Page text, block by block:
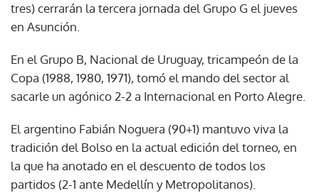
tres) cerrarán la tercera jornada del Grupo G el jueves
en Asunción.
En el Grupo B, Nacional de Uruguay, tricampeón de la
Copa (1988, 1980, 1971), tomó el mando del sector al
sacarle un agónico 2-2 a Internacional en Porto Alegre.
El argentino Fabián Noguera (90+1) mantuvo viva la
tradición del Bolso en la actual edición del torneo, en
la que ha anotado en el descuento de todos los
partidos (2-1 ante Medellín y Metropolitanos).